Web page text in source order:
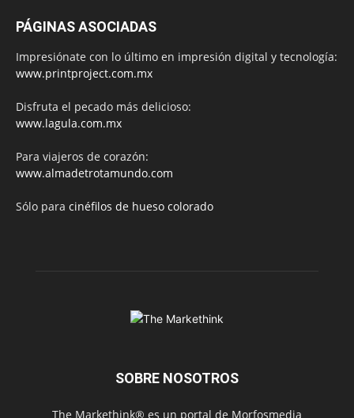
PÁGINAS ASOCIADAS
Impresiónate con lo último en impresión digital y tecnología:
www.printproject.com.mx
Disfruta el pecado más delicioso:
www.lagula.com.mx
Para viajeros de corazón:
www.almadetrotamundo.com
Sólo para cinéfilos de hueso colorado
SOBRE NOSOTROS
The Markethink® es un portal de Morfosmedia